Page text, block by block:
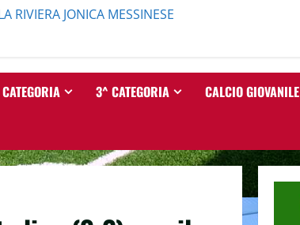
RIVIERA JONICA MESSINESE
3^ CATEGORIA CALCIO GIOVANILE